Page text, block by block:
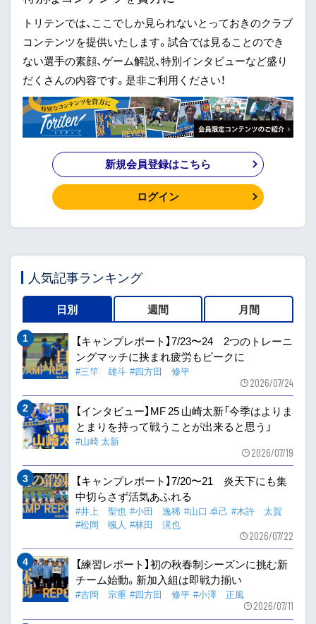
トリテンでは、ここでしか見られないとっておきのクラブ
コンテンツを提供いたします。試合では見ることのでき
ない選手の素顔、ゲーム解説、特別インタビューなど盛り
だくさんの内容です。是非ご利用ください！
新規会員登録はこちら
ログイン
人気記事ランキング
日別 週間 月間
【キャンプレポート】7/23〜24 2つのトレーニ
ングマッチに挟まれ疲労もピークに
#三竿 雄斗 #四方田 修平
2026/07/24
【インタビュー】MF 25 山崎太新「今季はよりま
とまりを持って戦うことが出来ると思う」
#山崎 太新
2026/07/19
【キャンプレポート】7/20〜21 炎天下にも集
中切らさず活気あふれる
#井上 聖也 #小田 逸稀 #山口 卓己 #木許 太賀
#松岡 颯人 #林田 滉也
2026/07/22
【練習レポート】初の秋春制シーズンに挑む新
チーム始動。新加入組は即戦力揃い
#吉岡 宗重 #四方田 修平 #小澤 正風
2026/07/11